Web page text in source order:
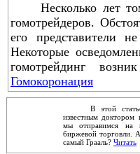
Несколько лет
гомотрейдеров.
его представители
Некоторые
гомотрейдинг
Гомокоронация
В этой статье
известным доктором
мы отправимся на
биржевой торговли.
самый Грааль? Читать